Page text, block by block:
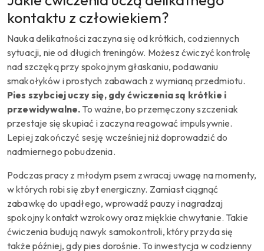
kontaktu z człowiekiem?
Nauka delikatności zaczyna się od krótkich, codziennych
sytuacji, nie od długich treningów. Możesz ćwiczyć kontrolę
nad szczęką przy spokojnym głaskaniu, podawaniu
smakołyków i prostych zabawach z wymianą przedmiotu.
Pies szybciej uczy się, gdy ćwiczenia są krótkie i
przewidywalne. To ważne, bo przemęczony szczeniak
przestaje się skupiać i zaczyna reagować impulsywnie.
Lepiej zakończyć sesję wcześniej niż doprowadzić do
nadmiernego pobudzenia.
Podczas pracy z młodym psem zwracaj uwagę na momenty,
w których robi się zbyt energiczny. Zamiast ciągnąć
zabawkę do upadłego, wprowadź pauzy i nagradzaj
spokojny kontakt wzrokowy oraz miękkie chwytanie. Takie
ćwiczenia budują nawyk samokontroli, który przyda się
także później, gdy pies dorośnie. To inwestycja w codzienny